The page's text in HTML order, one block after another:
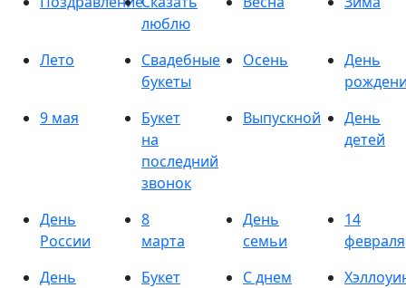
люблю
Лето
Свадебные
букеты
Осень
День
9 мая
Букет
на
последний
звонок
Выпускной
День
детей
День
России
8
марта
День
семьи
14
февраля
День
Букет
С днем